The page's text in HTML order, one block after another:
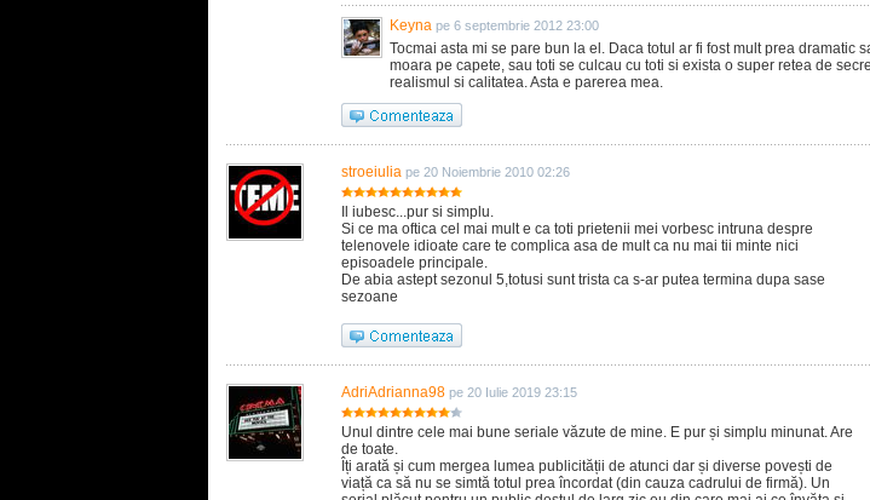
Keyna pe 6 septembrie 2012 23:00
Tocmai asta mi se pare bun la el. Daca totul ar fi fost mult prea dramatic
moara pe capete, sau toti se culcau cu toti si exista o super retea de
realismul si calitatea. Asta e parerea mea.
stroeiulia pe 20 Noiembrie 2010 02:26
Il iubesc...pur si simplu.
Si ce ma oftica cel mai mult e ca toti prietenii mei vorbesc intruna despre
telenovele idioate care te complica asa de mult ca nu mai tii minte nici
episoadele principale.
De abia astept sezonul 5,totusi sunt trista ca s-ar putea termina dupa sase
sezoane
AdriAdrianna98 pe 20 Iulie 2019 23:15
Unul dintre cele mai bune seriale văzute de mine. E pur și simplu minunat. Are
de toate.
Îți arată și cum mergea lumea publicității de atunci dar și diverse povești de
viață ca să nu se simtă totul prea încordat (din cauza cadrului de firmă). Un